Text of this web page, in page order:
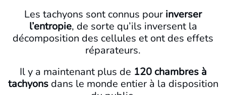
Les tachyons sont connus pour inverser
l’entropie, de sorte qu’ils inversent la
décomposition des cellules et ont des effets
réparateurs.
Il y a maintenant plus de 120 chambres à
tachyons dans le monde entier à la disposition